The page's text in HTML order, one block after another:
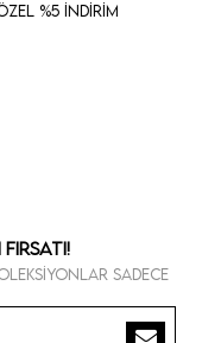
%5 İndirim
sadece